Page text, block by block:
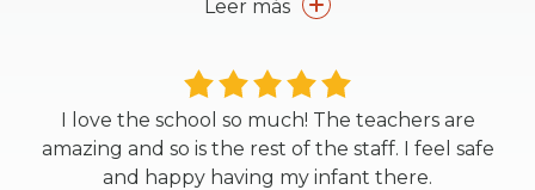
Leer más
I love the school so much! The teachers are
amazing and so is the rest of the staff. I feel safe
and happy having my infant there.